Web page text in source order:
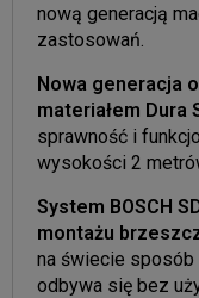
nową generacją
zastosowań.
Nowa generacja
materiałem Dura
sprawność i
wysokości 2
System BOSCH
montażu
na świecie
odbywa się bez